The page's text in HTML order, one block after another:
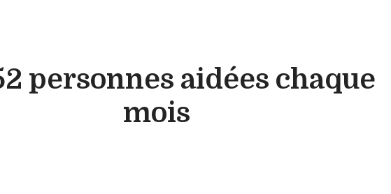
personnes aidées chaque
mois